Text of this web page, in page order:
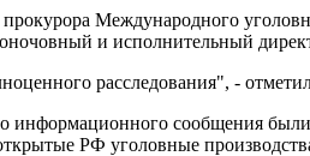
Международного
и исполнительный
расследования", -
информационного сообщения
РФ уголовные